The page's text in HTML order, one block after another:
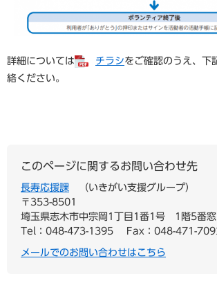
詳細については チラシをご確認のうえ、下
絡ください。
このページに関するお問い合わせ先
長寿応援課
いきがい支援グループ
〒353-8501
埼玉県志木市中宗岡1丁目1番1号 1階5番窓
Tel：048-473-1395
Fax：048-471-
メールでのお問い合わせはこちら